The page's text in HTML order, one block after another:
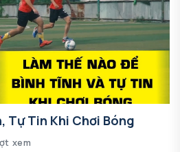
Tự Tin Khi Chơi Bóng
xem